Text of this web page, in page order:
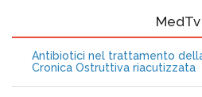
MedTv
Antibiotici nel trattamento
Cronica Ostruttiva riacutizzata